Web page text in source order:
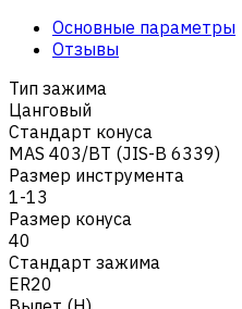
Основные параметры
Отзывы
Тип зажима
Цанговый
Стандарт конуса
MAS 403/BT (JIS-B 6339)
Размер инструмента
1-13
Размер конуса
40
Стандарт зажима
ER20